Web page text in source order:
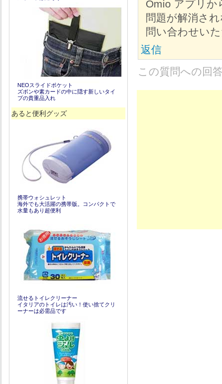
Omio アプリか
問題が解消さ
問い合わせい
返信
この質問への回
NEOスライドポケット
ズボンや素カードの中に隠す新しいタイ
プの貴重品入れ
あると便利グッズ
携帯ウォシュレット
海外でも大活躍の携帯版。コンパクトで
水量もあり超便利
流せるトイレクリーナー
イタリアのトイレは汚い！使い捨てクリ
ーナーは必需品です